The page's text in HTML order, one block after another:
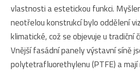
vlastnosti a estetickou funkci.
neotřelou konstrukcí bylo oddělení
klimatické, což se objevuje u tradiční
Vnější fasádní panely výstavní síně
polytetrafluorethylenu (PTFE) a mají